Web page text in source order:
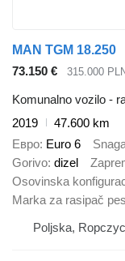
MAN TGM 18.250
73.150 €
315.000
Komunalno vozilo -
2019
47.600 km
Евро Euro 6
Gorivo dizel
Osovinska
Marka za rasipač
Poljska,